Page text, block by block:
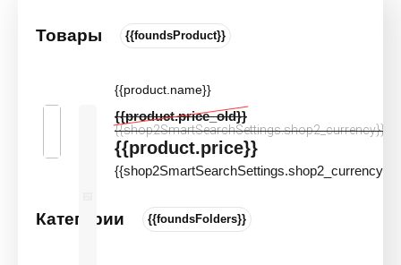
Товары {{foundsProduct}}
{{product.name}}
{{product.price_old}}
{{shop2SmartSearchSettings.shop2_currency}}
{{product.price}}
{{shop2SmartSearchSettings.shop2_currency}}
Категории {{foundsFolders}}
ФИЛЬТР
Ковровая плитка Bonkeel (Нидерланды)
Коммерческая ковровая плитка
Bonkeel (Нидерланды) КМ2
Bonkeel — голландское качество для
коммерческих интерьеров